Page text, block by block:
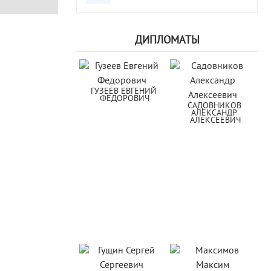
ДИПЛОМАТЫ
ГУЗЕЕВ ЕВГЕНИЙ
ФЕДОРОВИЧ
САДОВНИКОВ
АЛЕКСАНДР
АЛЕКСЕЕВИЧ